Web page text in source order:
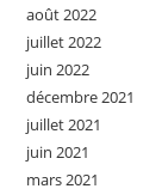
août 2022
juillet 2022
juin 2022
décembre 2021
juillet 2021
juin 2021
mars 2021